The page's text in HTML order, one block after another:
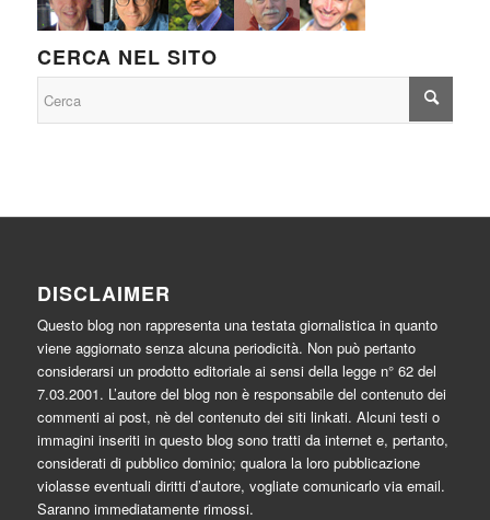
CERCA NEL SITO
DISCLAIMER
Questo blog non rappresenta una testata giornalistica in quanto
viene aggiornato senza alcuna periodicità. Non può pertanto
considerarsi un prodotto editoriale ai sensi della legge n° 62 del
7.03.2001. L’autore del blog non è responsabile del contenuto dei
commenti ai post, nè del contenuto dei siti linkati. Alcuni testi o
immagini inseriti in questo blog sono tratti da internet e, pertanto,
considerati di pubblico dominio; qualora la loro pubblicazione
violasse eventuali diritti d’autore, vogliate comunicarlo via email.
Saranno immediatamente rimossi.